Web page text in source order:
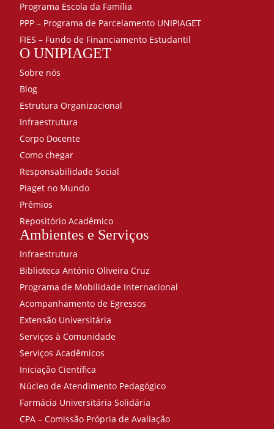
Programa Escola da Família
PPP – Programa de Parcelamento UNIPIAGET
FIES – Fundo de Financiamento Estudantil
O UNIPIAGET
Sobre nós
Blog
Estrutura Organizacional
Infraestrutura
Corpo Docente
Como chegar
Responsabilidade Social
Piaget no Mundo
Prêmios
Repositório Acadêmico
Ambientes e Serviços
Infraestrutura
Biblioteca António Oliveira Cruz
Programa de Mobilidade Internacional
Acompanhamento de Egressos
Extensão Universitária
Serviços à Comunidade
Serviços Acadêmicos
Iniciação Científica
Núcleo de Atendimento Pedagógico
Farmácia Universitária Solidária
CPA – Comissão Própria de Avaliação